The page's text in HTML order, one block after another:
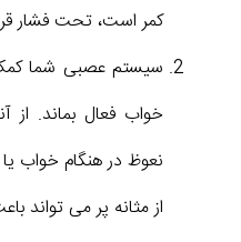
کمر است، تحت فشار
سیستم عصبی شما
خواب فعال بماند.
نعوظ در هنگام خواب
از مثانه پر می تواند